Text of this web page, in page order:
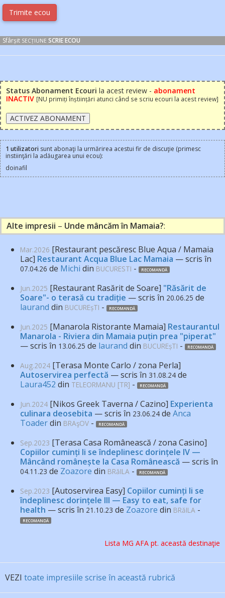
Sfârșit SECȚIUNE SCRIE ECOU
Status Abonament Ecouri la acest review - abonament
INACTIV [NU primiți înștiințări atunci când se scriu ecouri la acest review]
1 utilizatori sunt abonaţi la urmărirea acestui fir de discuţie (primesc
instiinţări la adăugarea unui ecou):
doinafil
Alte impresii – Unde mâncăm în Mamaia?:
Mar.2026 [Restaurant pescăresc Blue Aqua / Mamaia
Lac] Restaurant Acqua Blue Lac Mamaia — scris în
07.04.26 de Michi din BUCURESTI - RECOMANDĂ
Jun.2025 [Restaurant Rasărit de Soare] "Răsărit de
Soare"- o terasă cu tradiție — scris în 20.06.25 de
laurand din BUCUREșTI - RECOMANDĂ
Jun.2025 [Manarola Ristorante Mamaia] Restaurantul
Manarola - Riviera din Mamaia puțin prea "piperat"
— scris în 13.06.25 de laurand din BUCUREșTI - RECOMANDĂ
Aug.2024 [Terasa Monte Carlo / zona Perla]
Autoservirea perfectă — scris în 31.08.24 de
Laura452 din TELEORMANU [TR] - RECOMANDĂ
Jun.2024 [Nikos Greek Taverna / Cazino] Experienta
culinara deosebita — scris în 23.06.24 de Anca
Toaderdin BRAşOV - RECOMANDĂ
Sep.2023 [Terasa Casa Românească / zona Casino]
Copiilor cuminți li se îndeplinesc dorințele IV —
Mâncând românește la Casa Românească — scris în
04.11.23 de Zoazore din BRăILA - RECOMANDĂ
Sep.2023 [Autoservirea Easy] Copiilor cuminți li se
îndeplinesc dorințele III — Easy to eat, safe for
health — scris în 21.10.23 de Zoazore din BRăILA -
RECOMANDĂ
Lista MG AFA pt. această destinaţie
VEZI toate impresiile scrise în această rubrică